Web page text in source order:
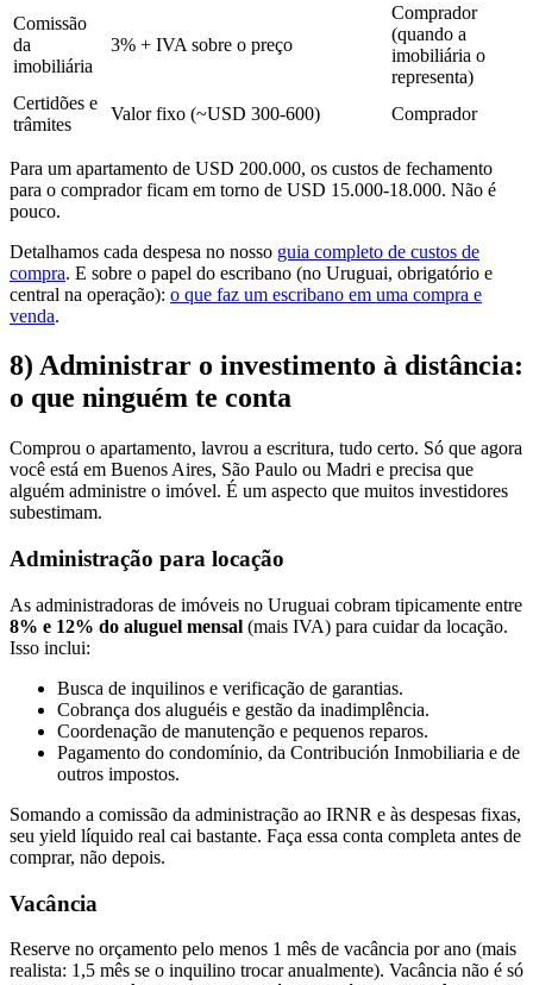
Comissão
da
imobiliária
3% + IVA sobre o preço
Comprador
(quando a
imobiliária o
representa)
Certidões e
trâmites
Valor fixo (~USD 300-600) Comprador
Para um apartamento de USD 200.000, os custos de fechamento
para o comprador ficam em torno de USD 15.000-18.000. Não é
pouco.
Detalhamos cada despesa no nosso guia completo de custos de
compra. E sobre o papel do escribano (no Uruguai, obrigatório e
central na operação): o que faz um escribano em uma compra e
venda.
8) Administrar o investimento à distância:
o que ninguém te conta
Comprou o apartamento, lavrou a escritura, tudo certo. Só que agora
você está em Buenos Aires, São Paulo ou Madri e precisa que
alguém administre o imóvel. É um aspecto que muitos investidores
subestimam.
Administração para locação
As administradoras de imóveis no Uruguai cobram tipicamente entre
8% e 12% do aluguel mensal (mais IVA) para cuidar da locação.
Isso inclui:
Busca de inquilinos e verificação de garantias.
Cobrança dos aluguéis e gestão da inadimplência.
Coordenação de manutenção e pequenos reparos.
Pagamento do condomínio, da Contribución Inmobiliaria e de
outros impostos.
Somando a comissão da administração ao IRNR e às despesas fixas,
seu yield líquido real cai bastante. Faça essa conta completa antes de
comprar, não depois.
Vacância
Reserve no orçamento pelo menos 1 mês de vacância por ano (mais
realista: 1,5 mês se o inquilino trocar anualmente). Vacância não é só